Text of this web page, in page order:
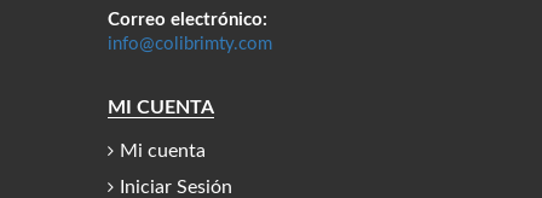
Correo electrónico:
info@colibrimty.com
MI CUENTA
Mi cuenta
Iniciar Sesión